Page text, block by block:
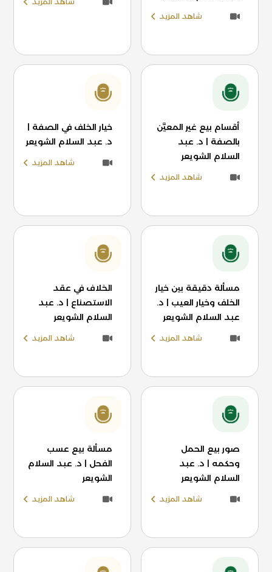
شاهد المزيد
أقسام بيع غير المعيَّن
بالصفة | د. عبد
السلام الشويعر
شاهد المزيد
خيار الخلف في الصفة |
د. عبد السلام الشويعر
شاهد المزيد
مسألة دقيقة بين خيار
الخلف وخيار العيب | د.
عبد السلام الشويعر
شاهد المزيد
الخلاف في عقد
الاستصناع | د. عبد
السلام الشويعر
شاهد المزيد
صور بيع الحمل
وحكمه | د. عبد
السلام الشويعر
شاهد المزيد
مسألة بيع عسب
الفحل | د. عبد السلام
الشويعر
شاهد المزيد